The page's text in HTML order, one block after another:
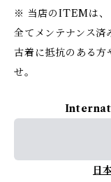
※ 当店のITEMは、
全てメンテナンス済
古着に抵抗のある方
せ。
日